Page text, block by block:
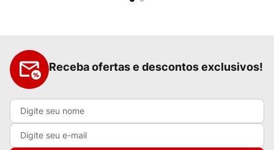
Receba ofertas e descontos exclusivos!